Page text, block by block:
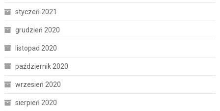
styczeń 2021
grudzień 2020
listopad 2020
październik 2020
wrzesień 2020
sierpień 2020